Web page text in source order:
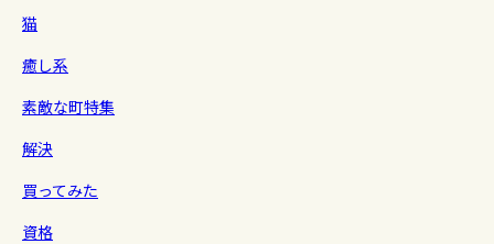
猫
癒し系
素敵な町特集
解決
買ってみた
資格